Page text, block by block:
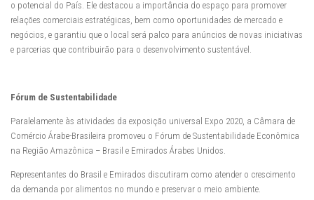
o potencial do País. Ele destacou a importância do espaço para promover
relações comerciais estratégicas, bem como oportunidades de mercado e
negócios, e garantiu que o local será palco para anúncios de novas iniciativas
e parcerias que contribuirão para o desenvolvimento sustentável.
Fórum de Sustentabilidade
Paralelamente às atividades da exposição universal Expo 2020, a Câmara de
Comércio Árabe-Brasileira promoveu o Fórum de Sustentabilidade Econômica
na Região Amazônica – Brasil e Emirados Árabes Unidos.
Representantes do Brasil e Emirados discutiram como atender o crescimento
da demanda por alimentos no mundo e preservar o meio ambiente.